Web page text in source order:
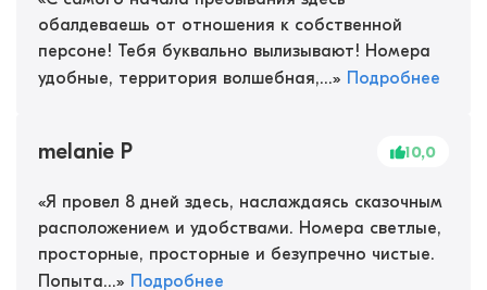
обалдеваешь от отношения к собственной
персоне! Тебя буквально вылизывают! Номера
удобные, территория волшебная,...» Подробнее
melanie P 10,0
«Я провел 8 дней здесь, наслаждаясь сказочным
расположением и удобствами. Номера светлые,
просторные, просторные и безупречно чистые.
Попыта...» Подробнее